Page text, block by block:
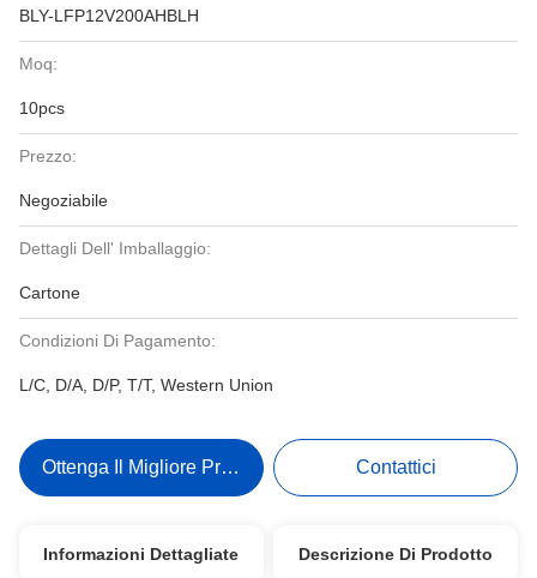
BLY-LFP12V200AHBLH
Moq:
10pcs
Prezzo:
Negoziabile
Dettagli Dell' Imballaggio:
Cartone
Condizioni Di Pagamento:
L/C, D/A, D/P, T/T, Western Union
Ottenga Il Migliore Prezzo Contattici
Informazioni Dettagliate Descrizione Di Prodotto